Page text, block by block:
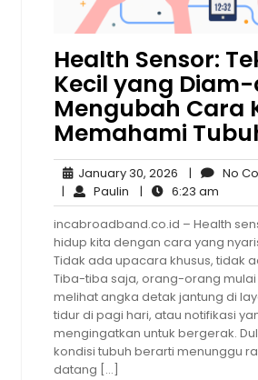
Health Sensor:
Kecil yang
Mengubah Cara
Memahami
January 30, 2026 January
30,
2026
| No
| Paulin Paulin
| 6:23 am
am
incabroadband.co.id – Health
hidup kita dengan cara yang
Tidak ada upacara khusus, tidak
Tiba-tiba saja, orang-orang
melihat angka detak jantung di
tidur di pagi hari, atau notifikasi
mengingatkan untuk bergerak.
kondisi tubuh berarti menunggu
datang […]